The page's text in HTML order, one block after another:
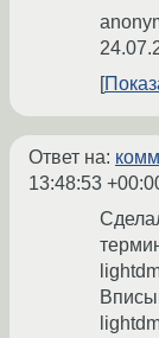
Ответ на:
13:48:53